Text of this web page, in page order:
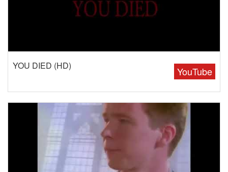
YouTube
YOU DIED (HD)